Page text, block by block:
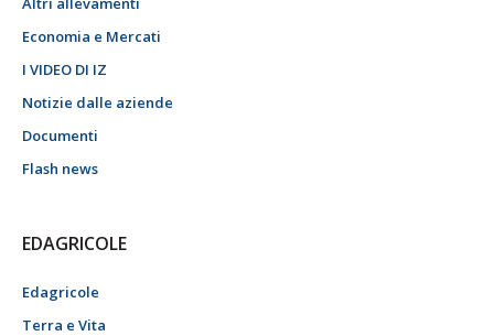
Economia e Mercati
I VIDEO DI IZ
Notizie dalle aziende
Documenti
Flash news
EDAGRICOLE
Edagricole
Terra e Vita